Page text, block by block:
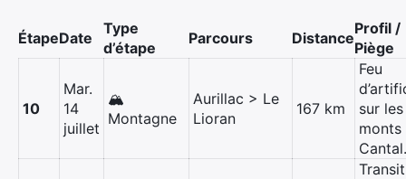
ÉtapeDate
Type
d’étape
Parcours Distance
Profil /
Piège
10
Mar.
14
juillet
🏔️
Montagne
Aurillac > Le
Lioran
167 km
Feu
sur les
monts
Cantal.